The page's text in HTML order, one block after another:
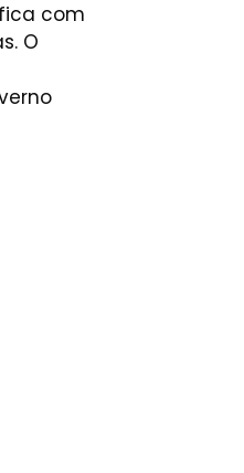
com
O